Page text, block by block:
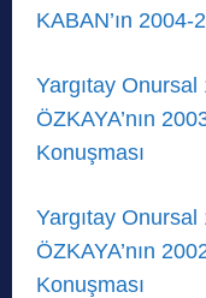
KABAN’ın 2004-
Yargıtay Onursal
ÖZKAYA’nın
Konuşması
Yargıtay Onursal
ÖZKAYA’nın
Konuşması